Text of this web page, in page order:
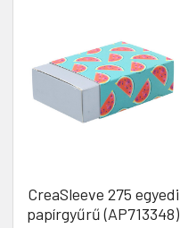
CreaSleeve 275 egyedi
papírgyűrű (AP713348)